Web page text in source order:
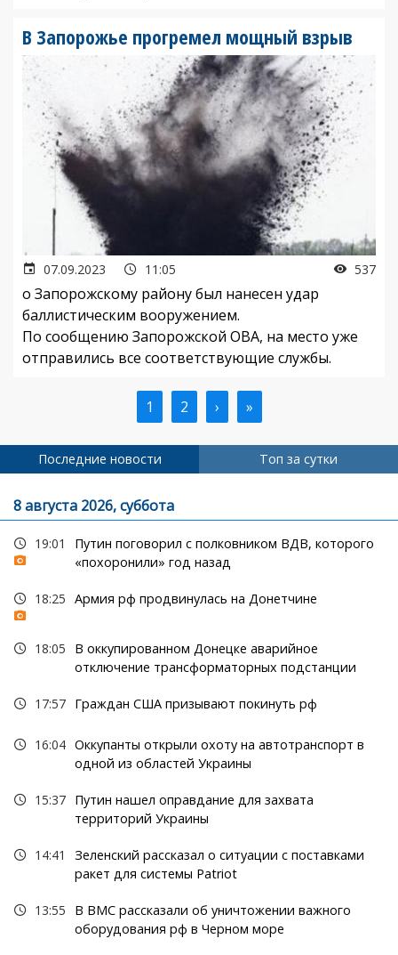
В Запорожье прогремел мощный взрыв
07.09.2023 11:05 537
о Запорожскому району был нанесен удар
баллистическим вооружением.
По сообщению Запорожской ОВА, на место уже
отправились все соответствующие службы.
Текущая
страница
1 Страница
2 Следующая
страница
› Последняя
страница
»
Последние новости Топ за сутки
8 августа 2026, суббота
19:01
Путин поговорил с полковником ВДВ, которого
«похоронили» год назад
18:25 Армия рф продвинулась на Донетчине
18:05
В оккупированном Донецке аварийное
отключение трансформаторных подстанции
17:57 Граждан США призывают покинуть рф
16:04 Оккупанты открыли охоту на автотранспорт в
одной из областей Украины
15:37 Путин нашел оправдание для захвата
территорий Украины
14:41
Зеленский рассказал о ситуации с поставками
ракет для системы Patriot
13:55
В ВМС рассказали об уничтожении важного
оборудования рф в Черном море